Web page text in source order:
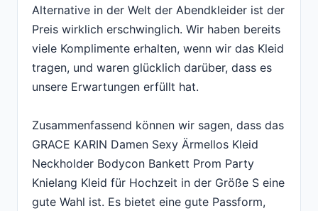
Alternative in der Welt der Abendkleider ist der
Preis wirklich erschwinglich. Wir haben bereits
viele Komplimente erhalten, wenn wir das Kleid
tragen, und waren glücklich darüber, dass es
unsere Erwartungen erfüllt hat.
Zusammenfassend können wir sagen, dass das
GRACE KARIN Damen Sexy Ärmellos Kleid
Neckholder Bodycon Bankett Prom Party
Knielang Kleid für Hochzeit in der Größe S eine
gute Wahl ist. Es bietet eine gute Passform,